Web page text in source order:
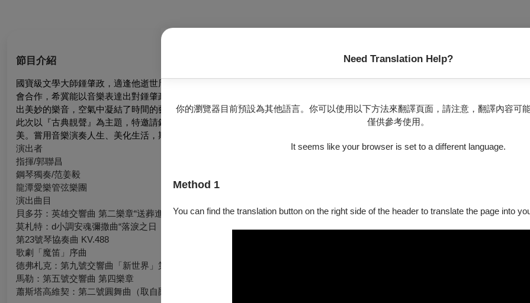
Need Translation Help?
你的瀏覽器目前預設為其他語言。你可以使用以下方法來翻譯頁面，請注意，翻譯內容可
僅供參考使用。
It seems like your browser is set to a different language.
Method 1
You can find the translation button on the right side of the header to translate the page into
節目介紹
國寶級文學大師鍾肇政，適逢他逝世周年，生前熱愛音樂的他，也聽古典樂、也親自演繹，因此龍潭愛樂管弦樂團此次特與台灣鍾肇
會合作，希冀能以音樂表達出對鍾肇政先生的敬意與思念。音樂的傳遞、音符的演奏，都將改變社區和影響地方音樂文化精神。當弓
出美妙的樂音，空氣中凝結了時間的藝術。這弓與琴、樂與音亦同如近乎情，止於禮。
此次以『古典靚聲』為主題，特邀請鋼琴獨奏家范姜毅教授一同演出，粹選古典樂派莫札特經典作品，音樂洗滌日常生活凡塵，諦聽
美。嘗用音樂演奏人生、美化生活，期許音樂和文化走入生活、進入家庭，從西洋古典樂派與多元視角進而遠眺世界舞台。
演出者
指揮/郭聯昌
鋼琴獨奏/范姜毅
龍潭愛樂管弦樂團
演出曲目
貝多芬：英雄交響曲 第二樂章“送葬進行曲”
莫札特：d小調安魂彌撒曲“落淚之日
第23號琴協奏曲 KV.488
歌劇「魔笛」序曲
德弗札克：第九號交響曲「新世界」第二樂章～念故鄉
馬勒：第五號交響曲 第四樂章
蕭斯塔高維契：第二號圓舞曲（取自爵士組曲第二號）